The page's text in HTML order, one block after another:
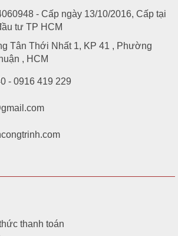
- Cấp ngày 13/10/2016, Cấp tại
tư TP HCM
Tân Thới Nhất 1, KP 41 , Phường
, HCM
- 0916 419 229
thanh toán